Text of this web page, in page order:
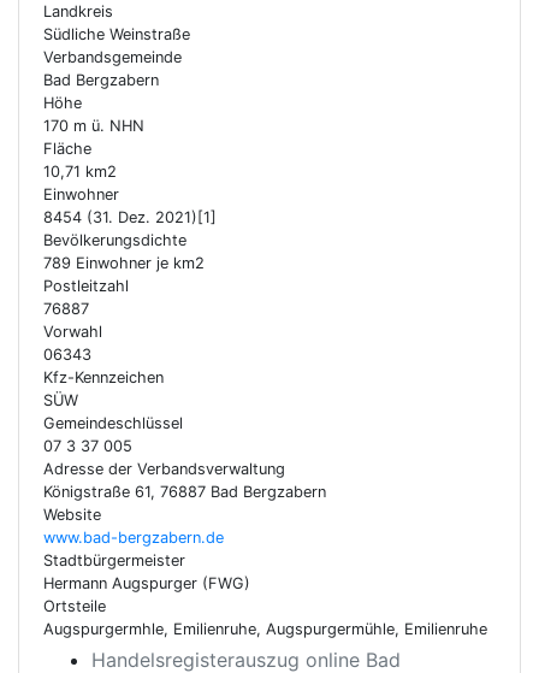
Landkreis
Südliche Weinstraße
Verbandsgemeinde
Bad Bergzabern
Höhe
170 m ü. NHN
Fläche
10,71 km2
Einwohner
8454 (31. Dez. 2021)[1]
Bevölkerungsdichte
789 Einwohner je km2
Postleitzahl
76887
Vorwahl
06343
Kfz-Kennzeichen
SÜW
Gemeindeschlüssel
07 3 37 005
Adresse der Verbandsverwaltung
Königstraße 61, 76887 Bad Bergzabern
Website
www.bad-bergzabern.de
Stadtbürgermeister
Hermann Augspurger (FWG)
Ortsteile
Augspurgermhle, Emilienruhe, Augspurgermühle, Emilienruhe
Handelsregisterauszug online Bad